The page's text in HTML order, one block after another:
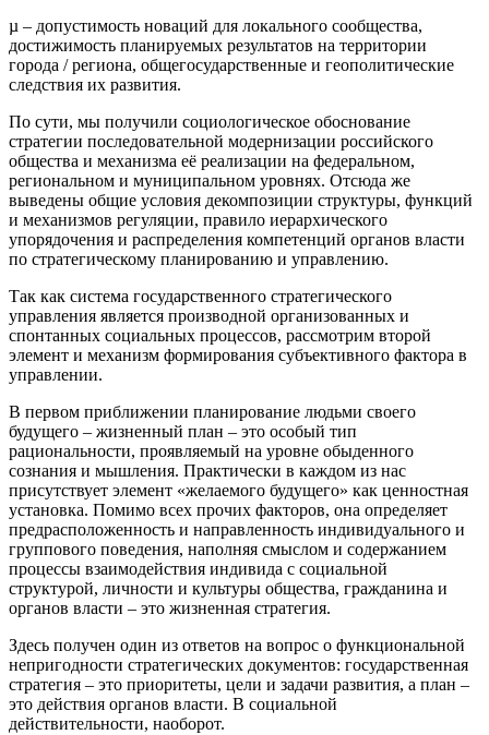
µ – допустимость новаций для локального сообщества,
достижимость планируемых результатов на территории
города / региона, общегосударственные и геополитические
следствия их развития.
По сути, мы получили социологическое обоснование
стратегии последовательной модернизации российского
общества и механизма её реализации на федеральном,
региональном и муниципальном уровнях. Отсюда же
выведены общие условия декомпозиции структуры, функций
и механизмов регуляции, правило иерархического
упорядочения и распределения компетенций органов власти
по стратегическому планированию и управлению.
Так как система государственного стратегического
управления является производной организованных и
спонтанных социальных процессов, рассмотрим второй
элемент и механизм формирования субъективного фактора в
управлении.
В первом приближении планирование людьми своего
будущего – жизненный план – это особый тип
рациональности, проявляемый на уровне обыденного
сознания и мышления. Практически в каждом из нас
присутствует элемент «желаемого будущего» как ценностная
установка. Помимо всех прочих факторов, она определяет
предрасположенность и направленность индивидуального и
группового поведения, наполняя смыслом и содержанием
процессы взаимодействия индивида с социальной
структурой, личности и культуры общества, гражданина и
органов власти – это жизненная стратегия.
Здесь получен один из ответов на вопрос о функциональной
непригодности стратегических документов: государственная
стратегия – это приоритеты, цели и задачи развития, а план –
это действия органов власти. В социальной
действительности, наоборот.